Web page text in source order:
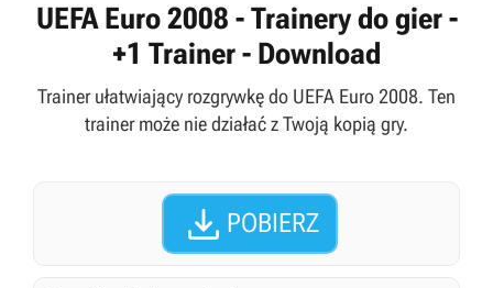
UEFA Euro 2008 - Trainery do gier -
+1 Trainer - Download
Trainer ułatwiający rozgrywkę do UEFA Euro 2008. Ten
trainer może nie działać z Twoją kopią gry.
 POBIERZ